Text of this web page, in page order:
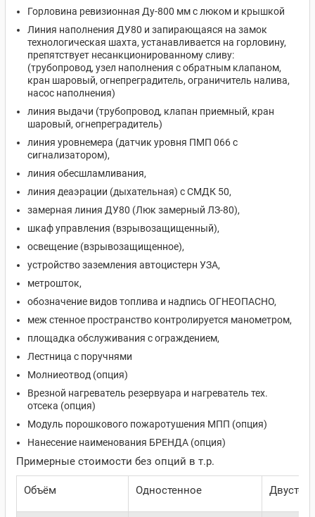
Горловина ревизионная Ду-800 мм с люком и крышкой
Линия наполнения ДУ80 и запирающаяся на замок
технологическая шахта, устанавливается на горловину,
препятствует несанкционированному сливу:
(трубопровод, узел наполнения с обратным клапаном,
кран шаровый, огнепреградитель, ограничитель налива,
насос наполнения)
линия выдачи (трубопровод, клапан приемный, кран
шаровый, огнепреградитель)
линия уровнемера (датчик уровня ПМП 066 с
сигнализатором),
линия обесшламливания,
линия деаэрации (дыхательная) с СМДК 50,
замерная линия ДУ80 (Люк замерный ЛЗ-80),
шкаф управления (взрывозащищенный),
освещение (взрывозащищенное),
устройство заземления автоцистерн УЗА,
метрошток,
обозначение видов топлива и надпись ОГНЕОПАСНО,
меж стенное пространство контролируется манометром,
площадка обслуживания с ограждением,
Лестница с поручнями
Молниеотвод (опция)
Врезной нагреватель резервуара и нагреватель тех.
отсека (опция)
Модуль порошкового пожаротушения МПП (опция)
Нанесение наименования БРЕНДА (опция)
Примерные стоимости без опций в т.р.
Объём Одностенное